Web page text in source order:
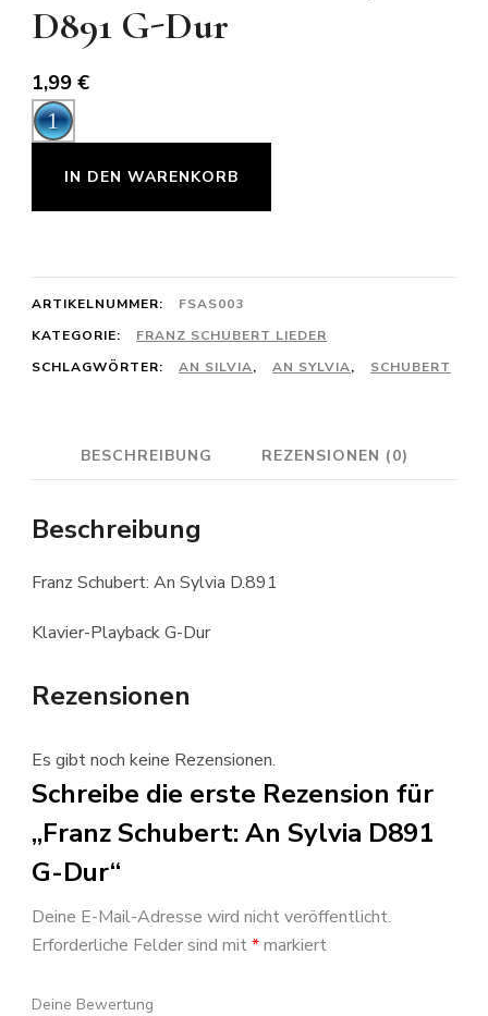
D891 G-Dur
1,99 €
Audio-
Player
D891
G-
Dur
IN DEN WARENKORB
ARTIKELNUMMER:
FSAS003
KATEGORIE:
FRANZ SCHUBERT LIEDER
SCHLAGWÖRTER:
AN SILVIA, AN SYLVIA, SCHUBERT
BESCHREIBUNG REZENSIONEN (0)
Beschreibung
Franz Schubert: An Sylvia D.891
Klavier-Playback G-Dur
Rezensionen
Es gibt noch keine Rezensionen.
Schreibe die erste Rezension für
„Franz Schubert: An Sylvia D891
G-Dur“
Deine E-Mail-Adresse wird nicht veröffentlicht.
Erforderliche Felder sind mit*markiert
Deine Bewertung